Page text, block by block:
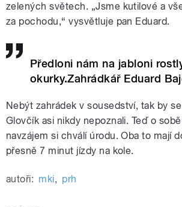
zelených světech. „Jsme kutilové a
za pochodu,“ vysvětluje pan Eduard.
Předloni nám na jabloni
okurky.Zahrádkář Eduard
Nebýt zahrádek v sousedství, tak by
Glovčík asi nikdy nepoznali. Teď o
navzájem si chválí úrodu. Oba to mají
přesně 7 minut jízdy na kole.
autoři: mki, prh